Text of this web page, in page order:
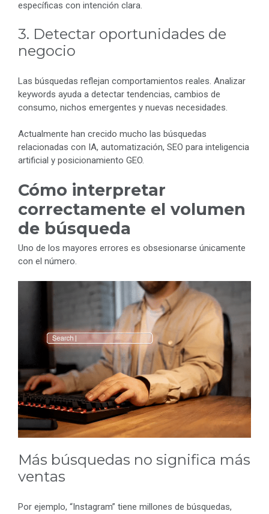
específicas con intención clara.
3. Detectar oportunidades de
negocio
Las búsquedas reflejan comportamientos reales. Analizar
keywords ayuda a detectar tendencias, cambios de
consumo, nichos emergentes y nuevas necesidades.
Actualmente han crecido mucho las búsquedas
relacionadas con IA, automatización, SEO para inteligencia
artificial y posicionamiento GEO.
Cómo interpretar
correctamente el volumen
de búsqueda
Uno de los mayores errores es obsesionarse únicamente
con el número.
Más búsquedas no significa más
ventas
Por ejemplo, “Instagram” tiene millones de búsquedas,